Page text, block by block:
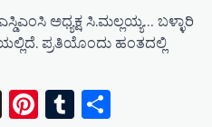
ಅಧ್ಯಕ್ಷ ಸಿ.ಮಲ್ಲಯ್ಯ… ಬಳ್ಳಾರಿ
ಪ್ರತಿಯೊಂದು ಹಂತದಲ್ಲಿ
X Pinterest
Tumblr